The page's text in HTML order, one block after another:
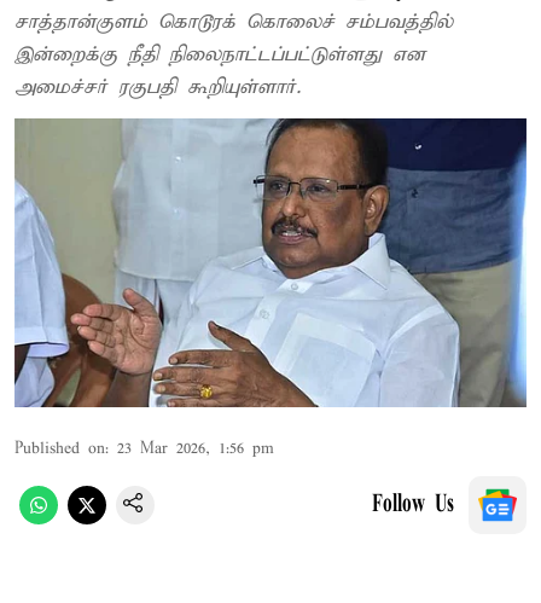
சாத்தான்குளம் கொடூரக் கொலைச் சம்பவத்தில்
இன்றைக்கு நீதி நிலைநாட்டப்பட்டுள்ளது என
அமைச்சர் ரகுபதி கூறியுள்ளார்.
Published on: 23 Mar 2026, 1:56 pm
Follow Us